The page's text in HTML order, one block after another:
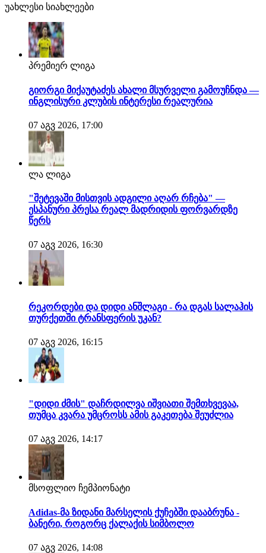
უახლესი სიახლეები
პრემიერ ლიგა
გიორგი მიქაუტაძეს ახალი მსურველი გამოუჩნდა —
ინგლისური კლუბის ინტერესი რეალურია
07 აგვ 2026, 17:00
ლა ლიგა
"შეტევაში მისთვის ადგილი აღარ რჩება" —
ესპანური პრესა რეალ მადრიდის ფორვარდზე
წერს
07 აგვ 2026, 16:30
რეკორდები და დიდი ანშლაგი - რა დგას სალაჰის
თურქეთში ტრანსფერის უკან?
07 აგვ 2026, 16:15
"დიდი ძმის" დაჩრდილვა იშვიათი შემთხვევაა,
თუმცა კვარა უმცროსს ამის გაკეთება შეუძლია
07 აგვ 2026, 14:17
მსოფლიო ჩემპიონატი
Adidas-მა ზიდანი მარსელის ქუჩებში დააბრუნა -
ბანერი, როგორც ქალაქის სიმბოლო
07 აგვ 2026, 14:08